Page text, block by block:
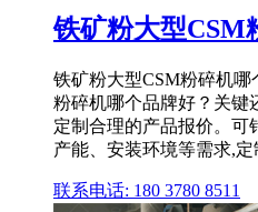
铁矿粉大型CSM
铁矿粉大型CSM粉碎机
粉碎机哪个品牌好？关键
定制合理的产品报价。可
产能、安装环境等需求,
联系电话: 180 3780 8511